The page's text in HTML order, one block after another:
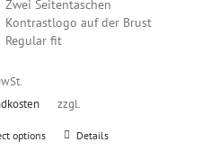
Zwei Seitentaschen
Kontrastlogo auf der Brust
Regular fit
zzgl.
options
Dieses
Details